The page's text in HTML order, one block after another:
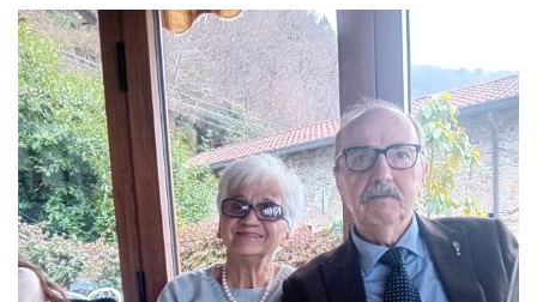
Privacy
policy
Cookie
policy